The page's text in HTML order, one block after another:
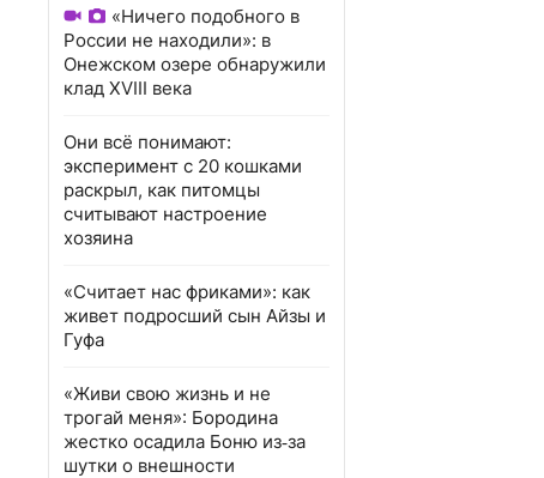
«Ничего подобного в
России не находили»: в
Онежском озере обнаружили
клад XVIII века
Они всё понимают:
эксперимент с 20 кошками
раскрыл, как питомцы
считывают настроение
хозяина
«Считает нас фриками»: как
живет подросший сын Айзы и
Гуфа
«Живи свою жизнь и не
трогай меня»: Бородина
жестко осадила Боню из‑за
шутки о внешности